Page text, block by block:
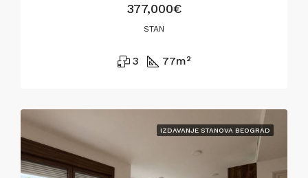
377,000€
STAN
3 77m²
IZDAVANJE STANOVA BEOGRAD